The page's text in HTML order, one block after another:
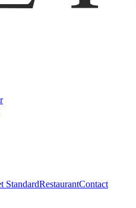
StandardRestaurantContact